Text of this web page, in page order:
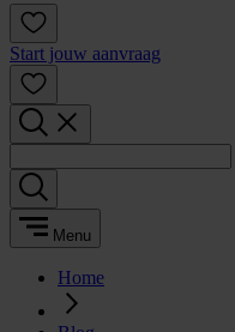
Start jouw aanvraag
Menu
Home